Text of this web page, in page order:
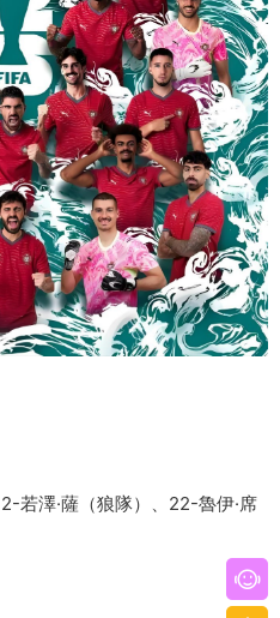
若澤·薩（狼隊）、22-魯伊·席